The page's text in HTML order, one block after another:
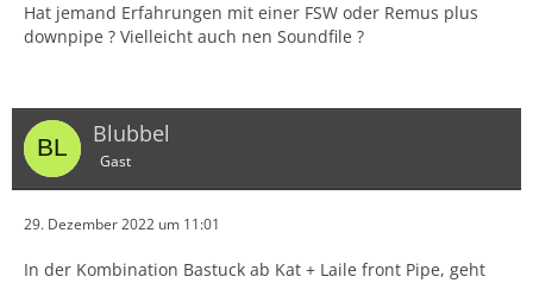
Hat jemand Erfahrungen mit einer FSW oder Remus plus
downpipe ? Vielleicht auch nen Soundfile ?
Blubbel
Gast
29. Dezember 2022 um 11:01
In der Kombination Bastuck ab Kat + Laile front Pipe, geht